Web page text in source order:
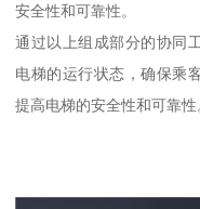
安全性和可靠性。
通过以上组成部分的协同
电梯的运行状态，确保乘
提高电梯的安全性和可靠性